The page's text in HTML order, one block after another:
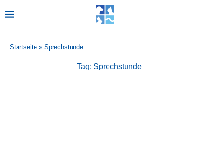
Startseite » Sprechstunde
Tag: Sprechstunde